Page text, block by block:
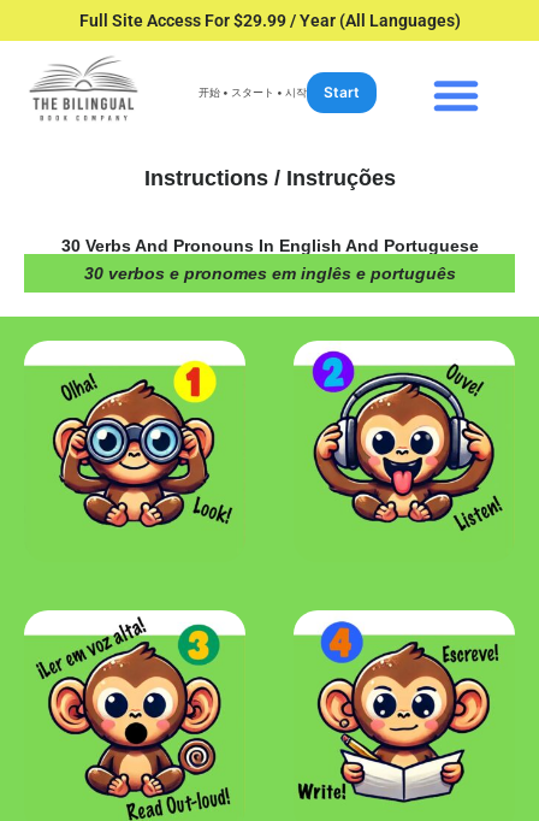
Full Site Access For $29.99 / Year (All Languages)
开始 • スタート • 시작 Start
Instructions / Instruções
30 Verbs And Pronouns In English And Portuguese
30 verbos e pronomes em inglês e português